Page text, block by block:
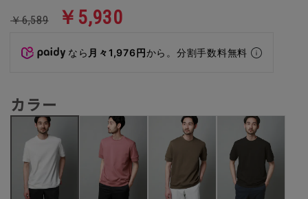
￥6,589 ￥5,930
なら 月々1,976円から。分割手数料無料
カラー